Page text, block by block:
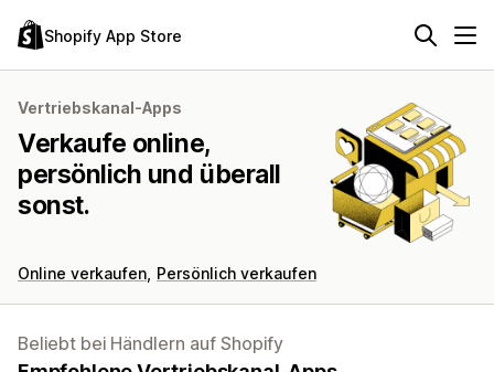
Shopify App Store
Vertriebskanal-Apps
Verkaufe online,
persönlich und überall
sonst.
Online verkaufen Persönlich verkaufen
Beliebt bei Händlern auf Shopify